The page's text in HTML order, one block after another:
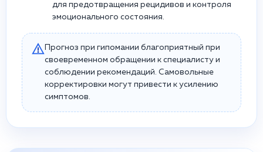
для предотвращения рецидивов и контроля
эмоционального состояния.
Прогноз при гипомании благоприятный при
своевременном обращении к специалисту и
соблюдении рекомендаций. Самовольные
корректировки могут привести к усилению
симптомов.